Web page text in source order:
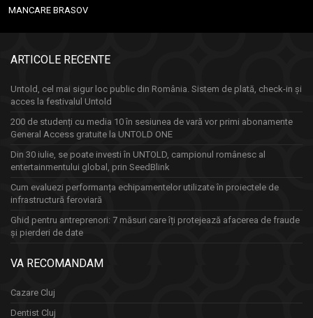
MANCARE BRASOV
ARTICOLE RECENTE
Untold, cel mai sigur loc public din România. Sistem de plată, check-in și
acces la festivalul Untold
200 de studenți cu media 10 în sesiunea de vară vor primi abonamente
General Access gratuite la UNTOLD ONE
Din 30 iulie, se poate investi în UNTOLD, campionul românesc al
entertainmentului global, prin SeedBlink
Cum evaluezi performanța echipamentelor utilizate în proiectele de
infrastructură feroviară
Ghid pentru antreprenori: 7 măsuri care îți protejează afacerea de fraude
și pierderi de date
VA RECOMANDAM
Cazare Cluj
Dentist Cluj